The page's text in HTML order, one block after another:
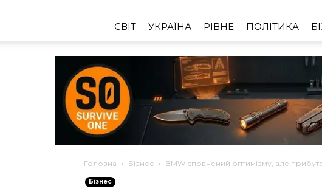
CВІТ УКРАЇНА РІВНЕ ПОЛІТИКА
Головна Бізнес BMW сповнений оптимізму, але
Бізнес